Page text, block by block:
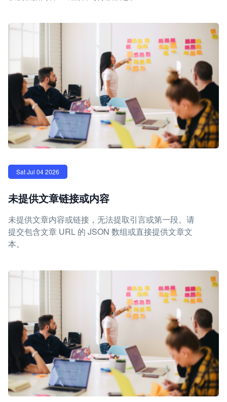
Sat Jul 04 2026
未提供文章链接或内容
未提供文章内容或链接，无法提取引言或第一段。请
提交包含文章 URL 的 JSON 数组或直接提供文章文
本。